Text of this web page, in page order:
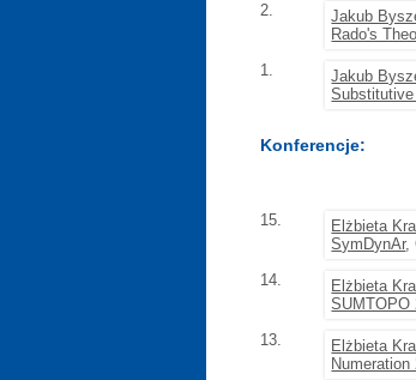
2.
Jakub
Rado's
1.
Jakub
Konferencje:
15. Elżbieta
SymDynAr,
14.
Elżbieta
SUMTOPO
13.
Elżbieta
Numeration